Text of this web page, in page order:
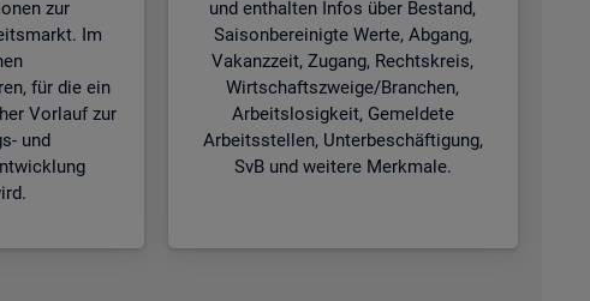
zur
Im
für die ein
Vorlauf zur
und
und enthalten Infos über Bestand,
Saisonbereinigte Werte, Abgang,
Vakanzzeit, Zugang, Rechtskreis,
Wirtschaftszweige/Branchen,
Arbeitslosigkeit, Gemeldete
Arbeitsstellen, Unterbeschäftigung,
SvB und weitere Merkmale.